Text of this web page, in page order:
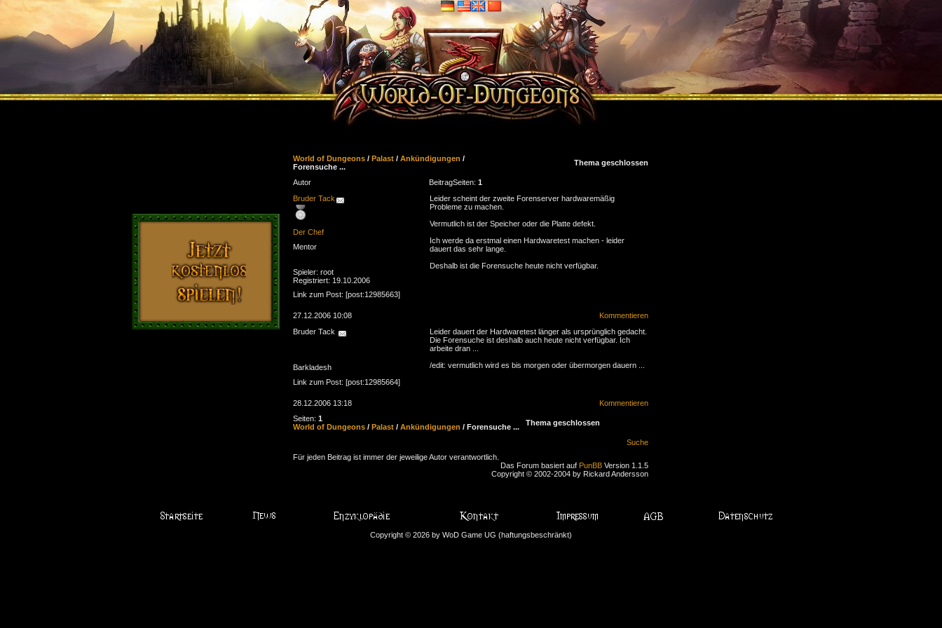
World of Dungeons / Palast / Ankündigungen /
Forensuche ...
Thema geschlossen
Autor BeitragSeiten: 1
Bruder Tack
Der Chef
Mentor
Spieler: root
Registriert: 19.10.2006
Link zum Post: [post:12985663]
Leider scheint der zweite Forenserver hardwaremäßig
Probleme zu machen.
Vermutlich ist der Speicher oder die Platte defekt.
Ich werde da erstmal einen Hardwaretest machen - leider
dauert das sehr lange.
Deshalb ist die Forensuche heute nicht verfügbar.
27.12.2006 10:08
Kommentieren
Bruder Tack
Barkladesh
Link zum Post: [post:12985664]
Leider dauert der Hardwaretest länger als ursprünglich gedacht.
Die Forensuche ist deshalb auch heute nicht verfügbar. Ich
arbeite dran ...
/edit: vermutlich wird es bis morgen oder übermorgen dauern ...
28.12.2006 13:18
Kommentieren
Seiten: 1
World of Dungeons / Palast / Ankündigungen / Forensuche ... Thema geschlossen
Suche
Für jeden Beitrag ist immer der jeweilige Autor verantwortlich.
Das Forum basiert auf PunBB Version 1.1.5
Copyright © 2002-2004 by Rickard Andersson
Copyright © 2026 by WoD Game UG (haftungsbeschränkt)